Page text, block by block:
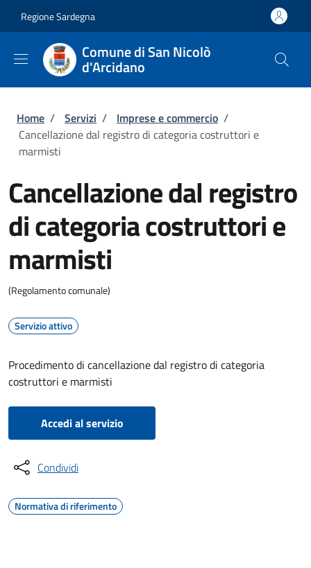
Regione Sardegna
Comune di San Nicolò
d'Arcidano
Briciole di pane
Home / Servizi / Imprese e commercio /
Cancellazione dal registro di categoria costruttori e
marmisti
Cancellazione dal registro
di categoria costruttori e
marmisti
(Regolamento comunale)
Servizio attivo
Procedimento di cancellazione dal registro di categoria
costruttori e marmisti
Accedi al servizio
Condividi
Normativa di riferimento